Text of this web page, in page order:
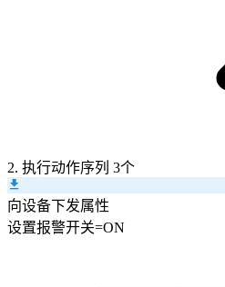
2. 执行动作序列 3个
向设备下发属性
设置报警开关=ON